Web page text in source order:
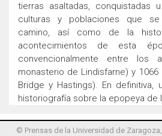
tierras asaltadas, conquistadas
culturas y poblaciones que
camino, así como de la
acontecimientos de esta
convencionalmente entre los
monasterio de Lindisfarne) y
Bridge y Hastings). En definitiva,
historiografía sobre la epopeya de
© Prensas de la Universidad de